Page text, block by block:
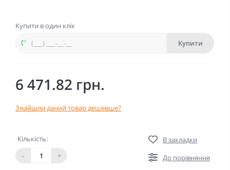
Купити в один клік
Купити
6 471.82 грн.
Знайшли даний товар дешевше?
Кількість:
-
+
В закладки
До порівняння